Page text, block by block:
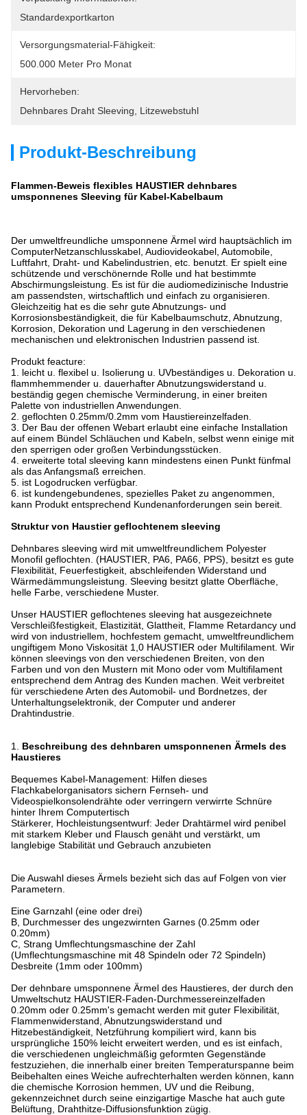
Standardexportkarton
Versorgungsmaterial-Fähigkeit:
500.000 Meter Pro Monat
Hervorheben:
Dehnbares Draht Sleeving
Litzewebstuhl
Produkt-Beschreibung
Flammen-Beweis flexibles HAUSTIER dehnbares
umsponnenes Sleeving für Kabel-Kabelbaum
Der umweltfreundliche umsponnene Ärmel wird hauptsächlich im
ComputerNetzanschlusskabel, Audiovideokabel, Automobile,
Luftfahrt, Draht- und Kabelindustrien, etc. benutzt. Er spielt eine
schützende und verschönernde Rolle und hat bestimmte
Abschirmungsleistung. Es ist für die audiomedizinische Industrie
am passendsten, wirtschaftlich und einfach zu organisieren.
Gleichzeitig hat es die sehr gute Abnutzungs- und
Korrosionsbeständigkeit, die für Kabelbaumschutz, Abnutzung,
Korrosion, Dekoration und Lagerung in den verschiedenen
mechanischen und elektronischen Industrien passend ist.
Produkt feacture:
1. leicht u. flexibel u. Isolierung u. UVbeständiges u. Dekoration u.
flammhemmender u. dauerhafter Abnutzungswiderstand u.
beständig gegen chemische Verminderung, in einer breiten
Palette von industriellen Anwendungen.
2. geflochten 0.25mm/0.2mm vom Haustiereinzelfaden.
3. Der Bau der offenen Webart erlaubt eine einfache Installation
auf einem Bündel Schläuchen und Kabeln, selbst wenn einige mit
den sperrigen oder großen Verbindungsstücken.
4. erweiterte total sleeving kann mindestens einen Punkt fünfmal
als das Anfangsmaß erreichen.
5. ist Logodrucken verfügbar.
6. ist kundengebundenes, spezielles Paket zu angenommen,
kann Produkt entsprechend Kundenanforderungen sein bereit.
Struktur von Haustier geflochtenem sleeving
Dehnbares sleeving wird mit umweltfreundlichem Polyester
Monofil geflochten. (HAUSTIER, PA6, PA66, PPS), besitzt es gute
Flexibilität, Feuerfestigkeit, abschleifenden Widerstand und
Wärmedämmungsleistung. Sleeving besitzt glatte Oberfläche,
helle Farbe, verschiedene Muster.
Unser HAUSTIER geflochtenes sleeving hat ausgezeichnete
Verschleißfestigkeit, Elastizität, Glattheit, Flamme Retardancy und
wird von industriellem, hochfestem gemacht, umweltfreundlichem
ungiftigem Mono Viskosität 1,0 HAUSTIER oder Multifilament. Wir
können sleevings von den verschiedenen Breiten, von den
Farben und von den Mustern mit Mono oder vom Multifilament
entsprechend dem Antrag des Kunden machen. Weit verbreitet
für verschiedene Arten des Automobil- und Bordnetzes, der
Unterhaltungselektronik, der Computer und anderer
Drahtindustrie.
1. Beschreibung des dehnbaren umsponnenen Ärmels des
Haustieres
Bequemes Kabel-Management: Hilfen dieses
Flachkabelorganisators sichern Fernseh- und
Videospielkonsolendrähte oder verringern verwirrte Schnüre
hinter Ihrem Computertisch
Stärkerer, Hochleistungsentwurf: Jeder Drahtärmel wird penibel
mit starkem Kleber und Flausch genäht und verstärkt, um
langlebige Stabilität und Gebrauch anzubieten
Die Auswahl dieses Ärmels bezieht sich das auf Folgen von vier
Parametern.
Eine Garnzahl (eine oder drei)
B, Durchmesser des ungezwirnten Garnes (0.25mm oder
0.20mm)
C, Strang Umflechtungsmaschine der Zahl
(Umflechtungsmaschine mit 48 Spindeln oder 72 Spindeln)
Desbreite (1mm oder 100mm)
Der dehnbare umsponnene Ärmel des Haustieres, der durch den
Umweltschutz HAUSTIER-Faden-Durchmessereinzelfaden
0.20mm oder 0.25mm's gemacht werden mit guter Flexibilität,
Flammenwiderstand, Abnutzungswiderstand und
Hitzebeständigkeit, Netzführung kompiliert wird, kann bis
ursprüngliche 150% leicht erweitert werden, und es ist einfach,
die verschiedenen ungleichmäßig geformten Gegenstände
festzuziehen, die innerhalb einer breiten Temperaturspanne beim
Beibehalten eines Weiche aufrechterhalten werden können, kann
die chemische Korrosion hemmen, UV und die Reibung,
gekennzeichnet durch seine einzigartige Masche hat auch gute
Belüftung, Drahthitze-Diffusionsfunktion zügig.